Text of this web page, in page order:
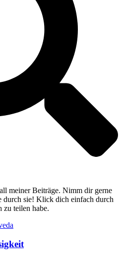
meiner Beiträge. Nimm dir gerne
durch sie! Klick dich einfach durch
zu teilen habe.